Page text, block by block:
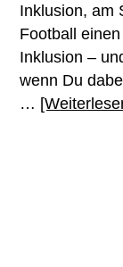
Inklusion, am
Football
Inklusion –
wenn Du
…